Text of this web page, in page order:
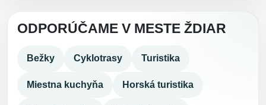
ODPORÚČAME V MESTE ŽDIAR
Bežky Cyklotrasy Turistika
Miestna kuchyňa Horská turistika